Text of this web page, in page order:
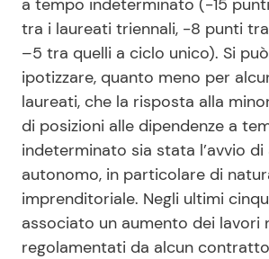
tra i laureati triennali, -8 punti
–5 tra quelli a ciclo unico). Si
ipotizzare, quanto meno per
laureati, che la risposta alla
di posizioni alle dipendenze a
indeterminato sia stata l’avvio
autonomo, in particolare di
imprenditoriale. Negli ultimi
associato un aumento dei lavori
regolamentati da alcun